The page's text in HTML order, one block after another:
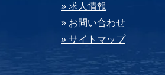
» 求⼈情報
» お問い合わせ
» サイトマップ